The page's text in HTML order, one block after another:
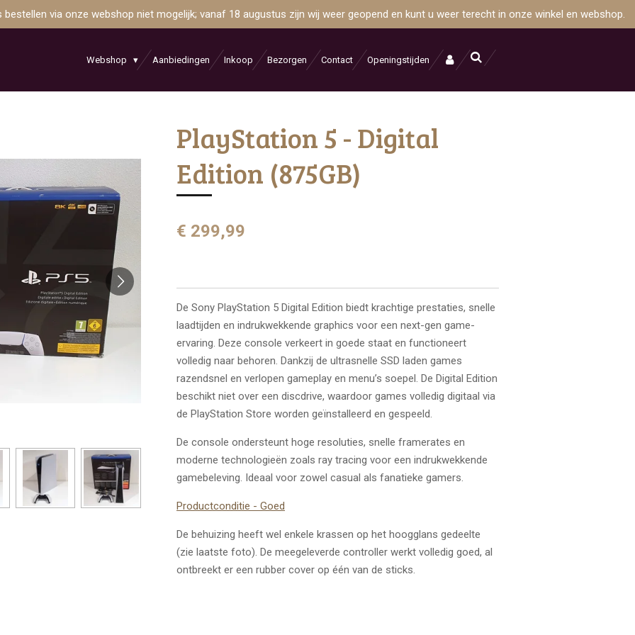
via onze webshop niet mogelijk; vanaf 18 augustus zijn wij weer geopend en kunt u weer terecht in onze winkel en webshop.
Webshop Aanbiedingen Inkoop Bezorgen Contact Openingstijden
PlayStation 5 - Digital
Edition (875GB)
€ 299,99
De Sony PlayStation 5 Digital Edition biedt krachtige prestaties, snelle
laadtijden en indrukwekkende graphics voor een next-gen game-
ervaring. Deze console verkeert in goede staat en functioneert
volledig naar behoren. Dankzij de ultrasnelle SSD laden games
razendsnel en verlopen gameplay en menu’s soepel. De Digital Edition
beschikt niet over een discdrive, waardoor games volledig digitaal via
de PlayStation Store worden geïnstalleerd en gespeeld.
De console ondersteunt hoge resoluties, snelle framerates en
moderne technologieën zoals ray tracing voor een indrukwekkende
gamebeleving. Ideaal voor zowel casual als fanatieke gamers.
Productconditie - Goed
De behuizing heeft wel enkele krassen op het hoogglans gedeelte
(zie laatste foto). De meegeleverde controller werkt volledig goed, al
ontbreekt er een rubber cover op één van de sticks.